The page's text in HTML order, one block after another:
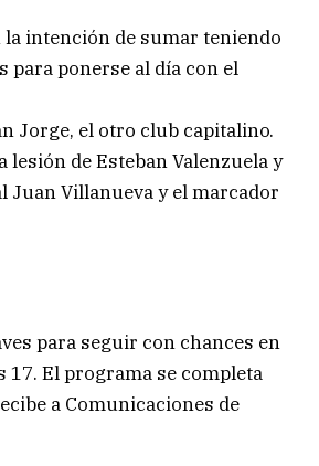
intención de sumar teniendo
para ponerse al día con el
Jorge, el otro club capitalino.
de Esteban Valenzuela y
Juan Villanueva y el marcador
para seguir con chances en
17. El programa se completa
a Comunicaciones de